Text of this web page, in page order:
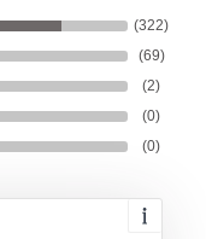
(322)
(69)
(2)
(0)
(0)